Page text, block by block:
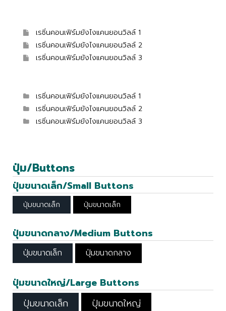
เรซิ่นคอนเฟิร์มยังไงแคนยอนวิลล์ 1
เรซิ่นคอนเฟิร์มยังไงแคนยอนวิลล์ 2
เรซิ่นคอนเฟิร์มยังไงแคนยอนวิลล์ 3
เรซิ่นคอนเฟิร์มยังไงแคนยอนวิลล์ 1
เรซิ่นคอนเฟิร์มยังไงแคนยอนวิลล์ 2
เรซิ่นคอนเฟิร์มยังไงแคนยอนวิลล์ 3
ปุ่ม/Buttons
ปุ่มขนาดเล็ก/Small Buttons
ปุ่มขนาดเล็ก ปุ่มขนาดเล็ก
ปุ่มขนาดกลาง/Medium Buttons
ปุ่มขนาดเล็ก ปุ่มขนาดกลาง
ปุ่มขนาดใหญ่/Large Buttons
ปุ่มขนาดเล็ก
ปุ่มขนาดใหญ่